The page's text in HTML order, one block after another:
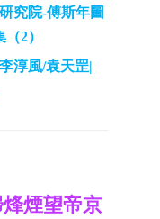
究院-傅斯年圖
2）
淳風/袁天罡|
煙望帝京